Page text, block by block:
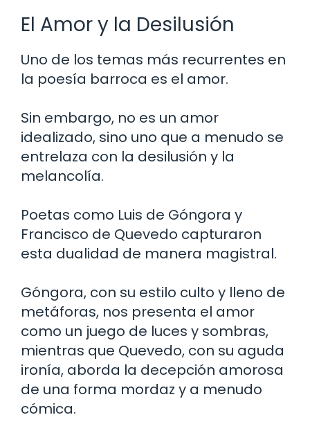
El Amor y la Desilusión
Uno de los temas más recurrentes en
la poesía barroca es el amor.
Sin embargo, no es un amor
idealizado, sino uno que a menudo se
entrelaza con la desilusión y la
melancolía.
Poetas como Luis de Góngora y
Francisco de Quevedo capturaron
esta dualidad de manera magistral.
Góngora, con su estilo culto y lleno de
metáforas, nos presenta el amor
como un juego de luces y sombras,
mientras que Quevedo, con su aguda
ironía, aborda la decepción amorosa
de una forma mordaz y a menudo
cómica.